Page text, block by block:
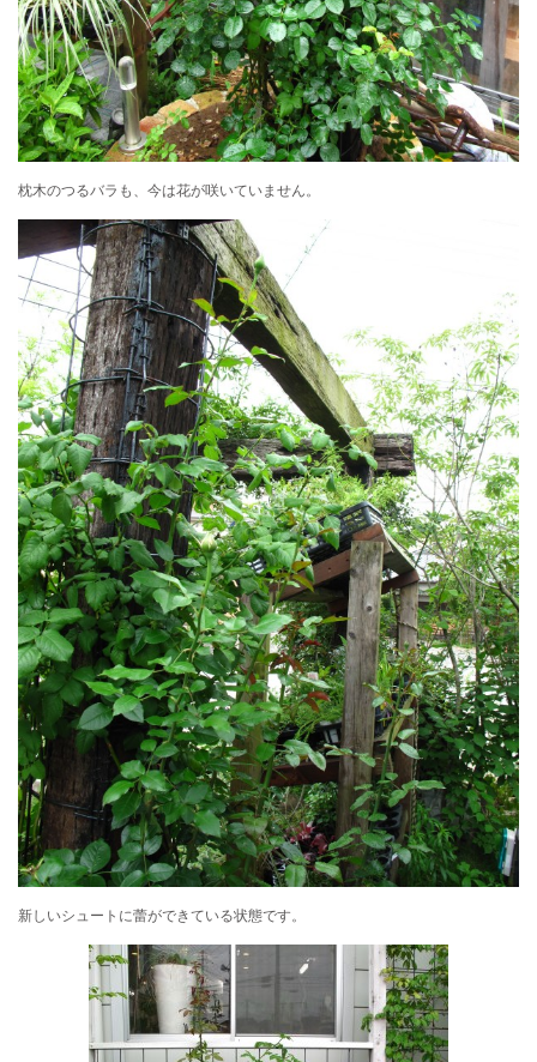
枕木のつるバラも、今は花が咲いていません。
新しいシュートに蕾ができている状態です。